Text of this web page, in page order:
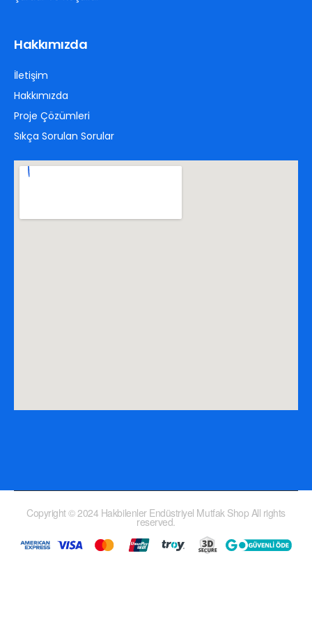
Hakkımızda
İletişim
Hakkımızda
Proje Çözümleri
Sıkça Sorulan Sorular
Copyright © 2024 Hakbilenler Endüstriyel Mutfak Shop All rights
reserved.